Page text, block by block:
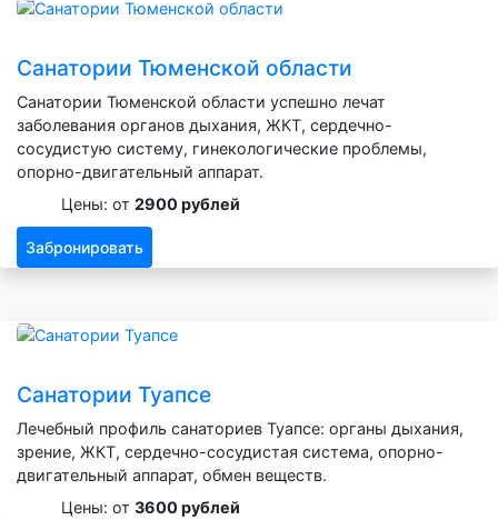
Санатории Тюменской области
Санатории Тюменской области успешно лечат
заболевания органов дыхания, ЖКТ, сердечно-
сосудистую систему, гинекологические проблемы,
опорно-двигательный аппарат.
Цены: от 2900 рублей
Забронировать
Санатории Туапсе
Лечебный профиль санаториев Туапсе: органы дыхания,
зрение, ЖКТ, сердечно-сосудистая система, опорно-
двигательный аппарат, обмен веществ.
Цены: от 3600 рублей